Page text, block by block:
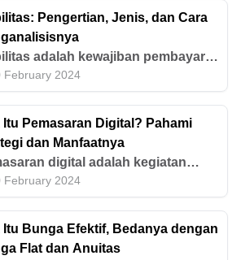
Pengertian, Jenis, dan Cara
adalah kewajiban pembayaran
kepada pihak lain akibat
pertukaran aset, maupun
Pelajari lebih lanjut di sini!
February 2024
Itu Pemasaran Digital? Pahami
dan Manfaatnya
digital adalah kegiatan
yang memanfaatkan
digital atau internet. Simak
selengkapnya di sini.
February 2024
Itu Bunga Efektif, Bedanya dengan
Flat dan Anuitas